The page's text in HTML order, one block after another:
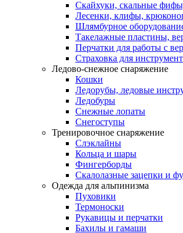
Скайхуки, скальные
Лесенки, клифы,
Шлямбурное
Такелажные пластины,
Перчатки для работы с
Страховка для
Ледово-снежное снаряжение
Кошки
Ледорубы, ледовые
Ледобуры
Снежные лопаты
Снегоступы
Тренировочное снаряжение
Слэклайны
Кольца и шары
Фингерборды
Скалолазные зацепки и
Одежда для альпинизма
Пуховики
Термоноски
Рукавицы и перчатки
Бахилы и гамаши